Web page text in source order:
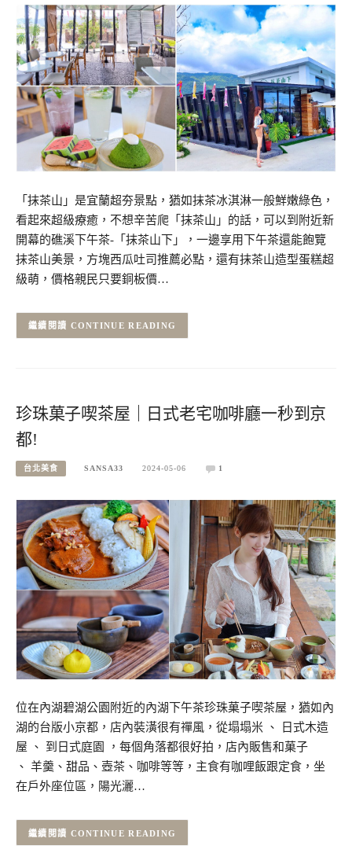
「抹茶山」是宜蘭超夯景點，猶如抹茶冰淇淋一般鮮嫩綠色，
看起來超級療癒，不想辛苦爬「抹茶山」的話，可以到附近新
開幕的礁溪下午茶-「抹茶山下」，一邊享用下午茶還能飽覽
抹茶山美景，方塊西瓜吐司推薦必點，還有抹茶山造型蛋糕超
級萌，價格親民只要銅板價…
CONTINUE READING
珍珠菓子喫茶屋｜日式老宅咖啡廳一秒到京
都!
台北美食 SANSA33 2024-05-06 1
位在內湖碧湖公園附近的內湖下午茶珍珠菓子喫茶屋，猶如內
湖的台版小京都，店內裝潢很有禪風，從塌塌米 、 日式木造
屋 、 到日式庭園 ，每個角落都很好拍，店內販售和菓子
、 羊羹、甜品、壺茶、咖啡等等，主食有咖哩飯跟定食，坐
在戶外座位區，陽光灑…
CONTINUE READING